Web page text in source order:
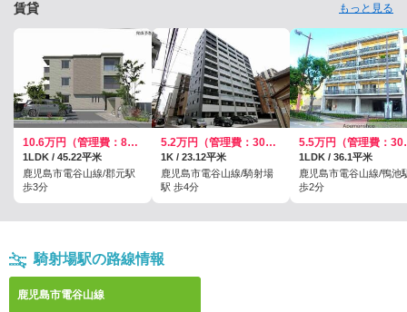
賃貸 もっと見る
10.6万円（管理費：8000円）
1LDK / 45.22平米
鹿児島市電谷山線/郡元駅
歩3分
5.2万円（管理費：3000円）
1K / 23.12平米
鹿児島市電谷山線/騎射場
駅 歩4分
5.5
1LDK / 36.1平米
鹿児島市電谷山線/鴨池
歩2分
騎射場駅の路線情報
鹿児島市電谷山線